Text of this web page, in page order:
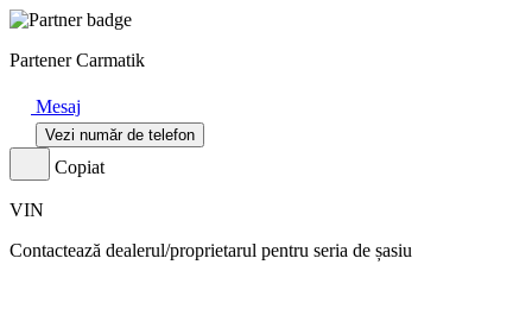
Partener Carmatik
Mesaj
Vezi număr de telefon
Copiat
VIN
Contactează dealerul/proprietarul pentru seria de șasiu